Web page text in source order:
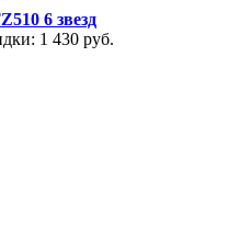
6 звезд
1 430 руб.